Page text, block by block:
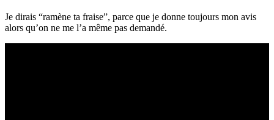
Je dirais “ramène ta fraise”, parce que je donne toujours mon avis
alors qu’on ne me l’a même pas demandé.